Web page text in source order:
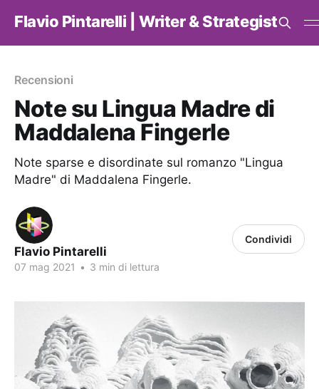
Flavio Pintarelli | Writer & Strategist
Recensioni
Note su Lingua Madre di
Maddalena Fingerle
Note sparse e disordinate sul romanzo "Lingua
Madre" di Maddalena Fingerle.
Flavio Pintarelli
07 mag 2021 • 3 min di lettura
Condividi